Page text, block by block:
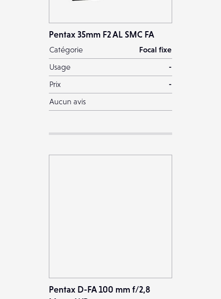
Pentax 35mm F2 AL SMC FA
Catégorie
Focal fixe
Usage
-
Prix
-
Aucun avis
Pentax D-FA 100 mm f/2,8